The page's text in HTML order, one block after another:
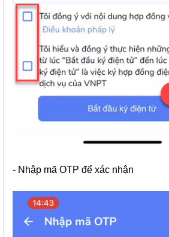
- Nhập mã OTP để xác nhận